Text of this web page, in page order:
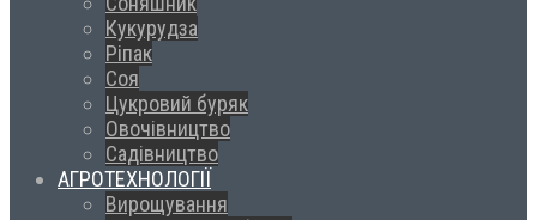
Кукурудза
Ріпак
Соя
Цукровий буряк
Овочівництво
Садівництво
АГРОТЕХНОЛОГІЇ
Вирощування